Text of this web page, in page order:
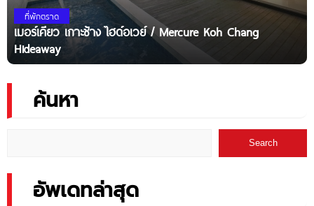
ที่พักตราด
เมอร์เคียว เกาะช้าง ไฮด์อเวย์ / Mercure Koh Chang
Hideaway
ค้นหา
Search
อัพเดทล่าสุด